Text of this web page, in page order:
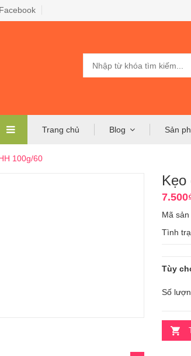
Trang chủ Blog Sản
100g/60
Kẹo
Mã
Tình
Tùy
Số